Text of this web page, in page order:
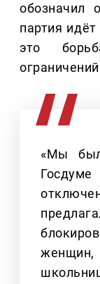
обозначил
партия
это
«Мы